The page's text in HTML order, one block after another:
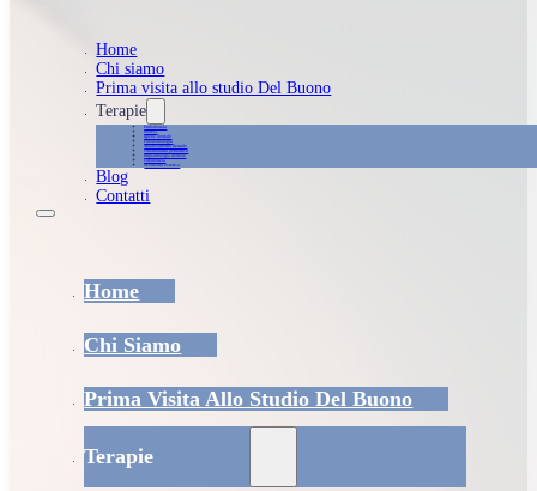
Home
Chi siamo
Prima visita allo studio Del Buono
Terapie
Endodonzia
Protesi
Igiene dentale
Parodontologia
Sbiancamento dentale
Odontoiatria pediatrica
Implantologia dentale
Ortodonzia
Medicina estetica
Blog
Contatti
Home
Chi Siamo
Prima Visita Allo Studio Del Buono
Terapie